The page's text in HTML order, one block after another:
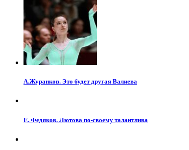
А.Журанков. Это будет другая Валиева
Е. Федяков. Лютова по-своему талантлива